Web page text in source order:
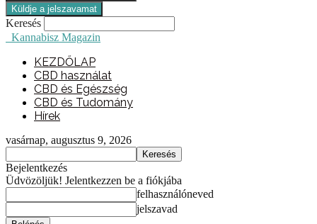
Keresés
Kannabisz Magazin
KEZDŐLAP
CBD használat
CBD és Egészség
CBD és Tudomány
Hírek
vasárnap, augusztus 9, 2026
Bejelentkezés
Üdvözöljük! Jelentkezzen be a fiókjába
felhasználóneved
jelszavad